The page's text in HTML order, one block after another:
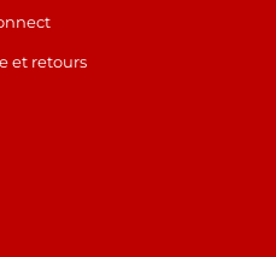
et retours